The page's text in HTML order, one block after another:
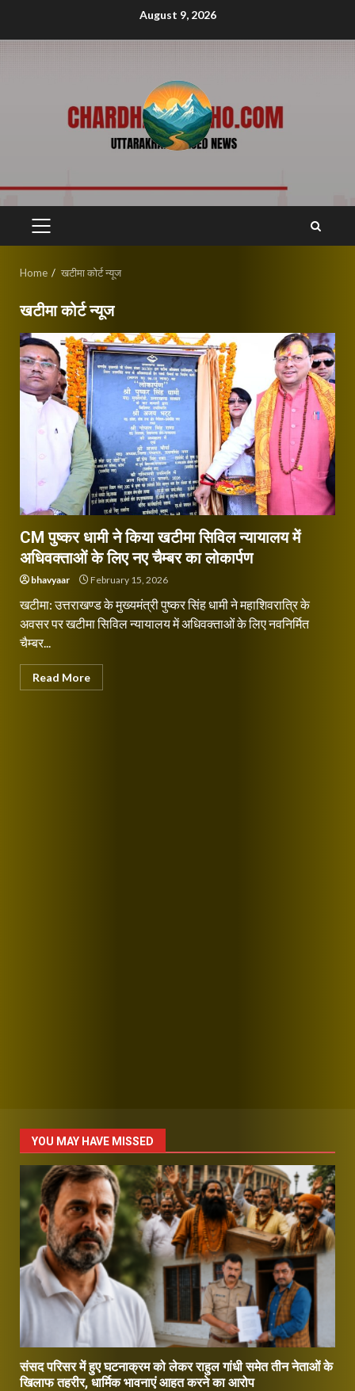
August 9, 2026
PRIMARY
Home खटीमा कोर्ट न्यूज
खटीमा कोर्ट न्यूज
CM पुष्कर धामी ने किया खटीमा सिविल न्यायालय में
अधिवक्ताओं के लिए नए चैम्बर का लोकार्पण
bhavyaar February 15, 2026
खटीमा: उत्तराखण्ड के मुख्यमंत्री पुष्कर सिंह धामी ने महाशिवरात्रि के
अवसर पर खटीमा सिविल न्यायालय में अधिवक्ताओं के लिए नवनिर्मित
चैम्बर...
Read More
YOU MAY HAVE MISSED
संसद परिसर में हुए घटनाक्रम को लेकर राहुल गांधी समेत तीन नेताओं के
खिलाफ तहरीर, धार्मिक भावनाएं आहत करने का आरोप